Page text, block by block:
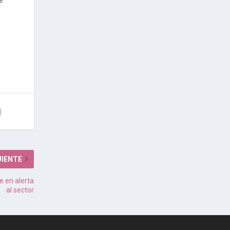
en alerta
al sector